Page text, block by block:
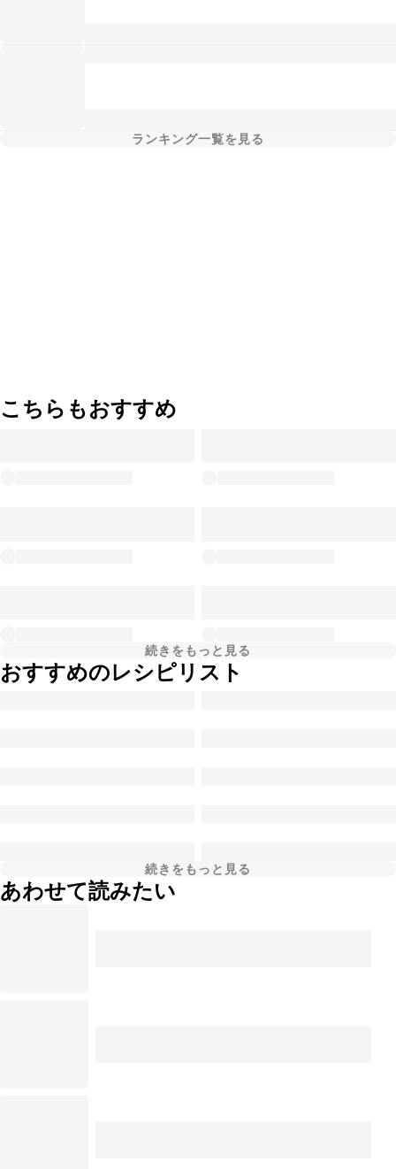
ランキング一覧を見る
こちらもおすすめ
続きをもっと見る
おすすめのレシピリスト
続きをもっと見る
あわせて読みたい